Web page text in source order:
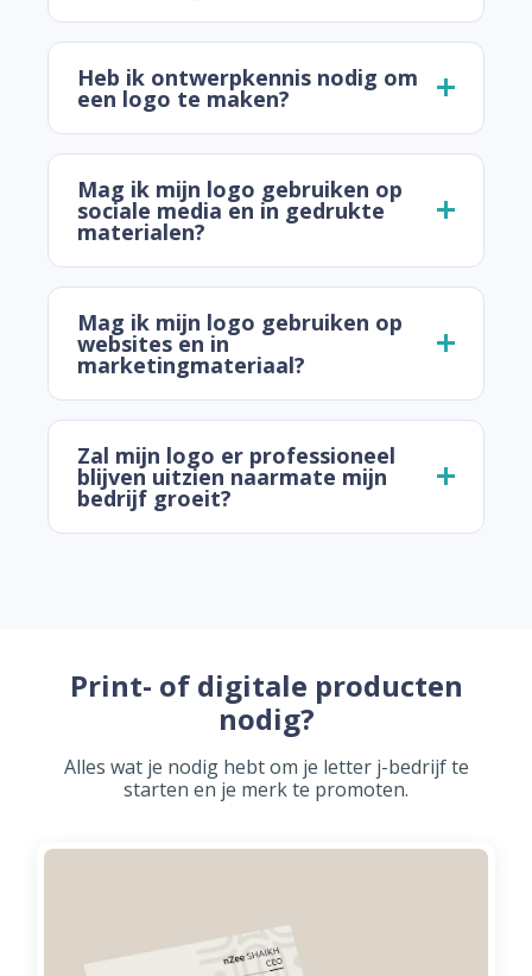
Heb ik ontwerpkennis nodig om
een logo te maken?
Mag ik mijn logo gebruiken op
sociale media en in gedrukte
materialen?
Mag ik mijn logo gebruiken op
websites en in
marketingmateriaal?
Zal mijn logo er professioneel
blijven uitzien naarmate mijn
bedrijf groeit?
Print- of digitale producten
nodig?
Alles wat je nodig hebt om je letter j-bedrijf te
starten en je merk te promoten.